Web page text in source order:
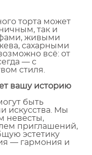
торта может
так и
живыми
сахарными
всё: от
— с
стиля.
вашу историю
быть
искусства. Мы
невесты,
приглашений,
эстетику
— гармония и